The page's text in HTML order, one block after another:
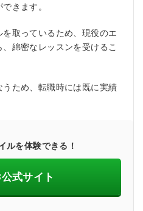
きます。
取っているため、現役のエ
綿密なレッスンを受けるこ
ため、転職時には既に実績
ルを体験できる！
式サイト